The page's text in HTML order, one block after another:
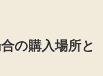
の購入場所と